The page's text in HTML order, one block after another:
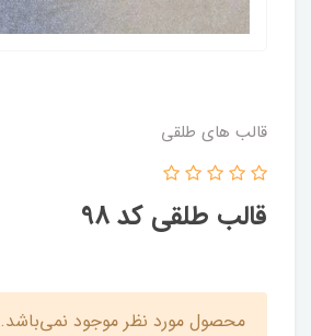
قالب های طلقی
قالب طلقی کد 98
محصول مورد نظر موجود نمی‌باشد.